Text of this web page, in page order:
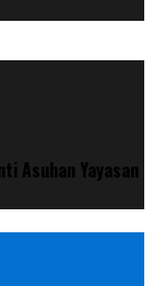
Asuhan Yayasan